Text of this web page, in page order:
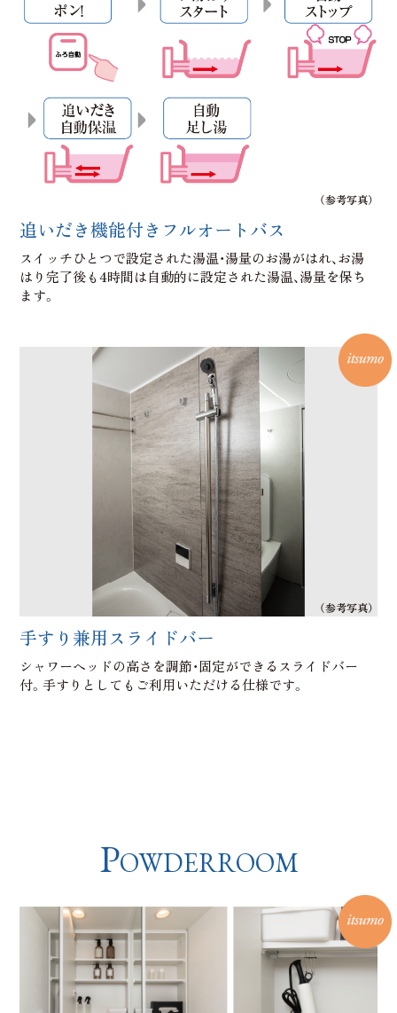
（参考写真）
追いだき機能付きフルオートバス
スイッチひとつで設定された湯温・湯量のお湯がはれ、お湯
はり完了後も4時間は自動的に設定された湯温、湯量を保ち
ます。
（参考写真）
手すり兼用スライドバー
シャワーヘッドの高さを調節・固定ができるスライドバー
付。手すりとしてもご利用いただける仕様です。
POWDERROOM